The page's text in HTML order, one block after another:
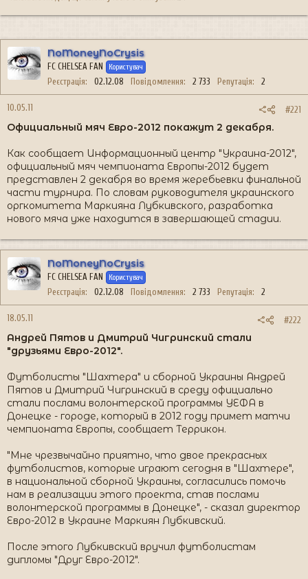
NoMoneyNoCrysis
FC CHELSEA FAN Користувач
Реєстрація 02.12.08 Повідомлення 2 733 Репутація 2
10.05.11 #221
Официальный мяч Евро-2012 покажут 2 декабря.
Как сообщает Информационный центр "Украина-2012",
официальный мяч чемпионата Европы-2012 будет
представлен 2 декабря во время жеребьевки финальной
части турнира. По словам руководителя украинского
оргкомитета Маркияна Лубкивского, разработка
нового мяча уже находится в завершающей стадии.
NoMoneyNoCrysis
FC CHELSEA FAN Користувач
Реєстрація 02.12.08 Повідомлення 2 733 Репутація 2
18.05.11 #222
Андрей Пятов и Дмитрий Чигринский стали
"друзьями Евро-2012".
Футболисты "Шахтера" и сборной Украины Андрей
Пятов и Дмитрий Чигринский в среду официально
стали послами волонтерской программы УЕФА в
Донецке - городе, который в 2012 году примет матчи
чемпионата Европы, сообщает Террикон.
"Мне чрезвычайно приятно, что двое прекрасных
футболистов, которые играют сегодня в "Шахтере",
в национальной сборной Украины, согласились помочь
нам в реализации этого проекта, став послами
волонтерской программы в Донецке", - сказал директор
Евро-2012 в Украине Маркиян Лубкивский.
После этого Лубкивский вручил футболистам
дипломы "Друг Евро-2012".